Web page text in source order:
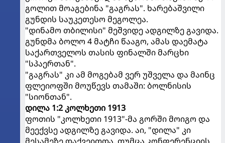
გოლით მოაგებინა "გაგრას". ხარებაშვილი
გუნდის საუკეთესო მეგოლეა.
"დინამო თბილისი" მეშვიდე ადგილზე გავიდა.
გუნდმა ბოლო 4 მატჩი წააგო, ამას დაემატა
საქართველოს თასის ფინალში მარცხი
"სპაერთან".
"გაგრას" კი ამ მოგებამ ვერ უშველა და მაინც
ფლეიოფში მოუწევს თამაში: ბოლნისის
"სიონთან".
დილა 1:2 კოლხეთი 1913
ფოთის "კოლხეთი 1913"-მა გორში მოიგო და
მეექვსე ადგილზე გავიდა. აი, "დილა" კი